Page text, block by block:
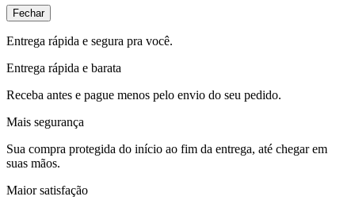
Fechar
Entrega rápida e segura pra você.
Entrega rápida e barata
Receba antes e pague menos pelo envio do seu pedido.
Mais segurança
Sua compra protegida do início ao fim da entrega, até chegar em
suas mãos.
Maior satisfação